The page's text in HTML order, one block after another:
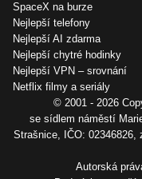
SpaceX na burze
Nejlepší telefony
Nejlepší AI zdarma
Nejlepší chytré hodinky
Nejlepší VPN – srovnání
Netflix filmy a seriály
© 2001 - 2026
se sídlem náměstí
Strašnice, IČO: 02346826,
Autorská